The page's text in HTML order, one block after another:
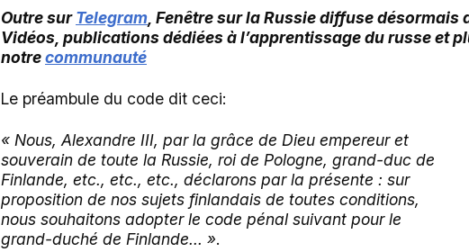
Outre surTelegram , Fenêtre sur la Russie diffuse
Vidéos, publications dédiées à l’apprentissage du russe et
notrecommunauté
Le préambule du code dit ceci:
« Nous, Alexandre III, par la grâce de Dieu empereur et
souverain de toute la Russie, roi de Pologne, grand-duc de
Finlande, etc., etc., etc., déclarons par la présente : sur
proposition de nos sujets finlandais de toutes conditions,
nous souhaitons adopter le code pénal suivant pour le
grand-duché de Finlande... ».